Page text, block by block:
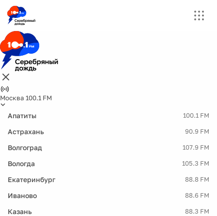
Москва 100.1 FM
Апатиты 100.1 FM
Астрахань 90.9 FM
Волгоград 107.9 FM
Вологда 105.3 FM
Екатеринбург 88.8 FM
Иваново 88.6 FM
Казань 88.3 FM